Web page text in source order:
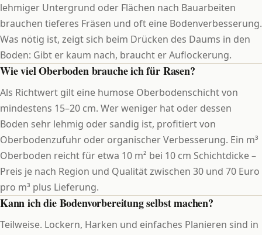
lehmiger Untergrund oder Flächen nach Bauarbeiten
brauchen tieferes Fräsen und oft eine Bodenverbesserung.
Was nötig ist, zeigt sich beim Drücken des Daums in den
Boden: Gibt er kaum nach, braucht er Auflockerung.
Wie viel Oberboden brauche ich für Rasen?
Als Richtwert gilt eine humose Oberbodenschicht von
mindestens 15–20 cm. Wer weniger hat oder dessen
Boden sehr lehmig oder sandig ist, profitiert von
Oberbodenzufuhr oder organischer Verbesserung. Ein m³
Oberboden reicht für etwa 10 m² bei 10 cm Schichtdicke –
Preis je nach Region und Qualität zwischen 30 und 70 Euro
pro m³ plus Lieferung.
Kann ich die Bodenvorbereitung selbst machen?
Teilweise. Lockern, Harken und einfaches Planieren sind in